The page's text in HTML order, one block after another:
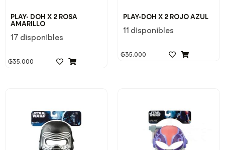
PLAY- DOH X 2 ROSA
AMARILLO
17 disponibles
₲35.000
PLAY-DOH X 2 ROJO AZUL
11 disponibles
₲35.000